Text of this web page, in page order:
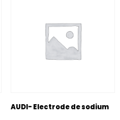
AUDI- Electrode de sodium